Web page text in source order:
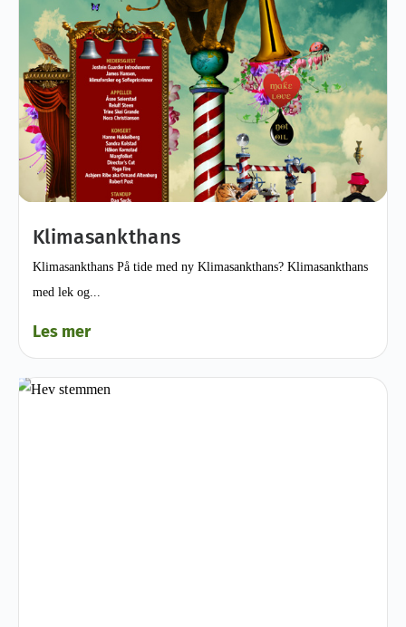
Klimasankthans
Klimasankthans På tide med ny Klimasankthans? Klimasankthans
med lek og...
Les mer